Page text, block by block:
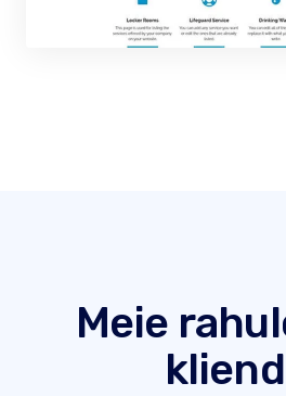
Meie